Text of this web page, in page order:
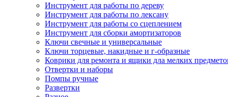
Инструмент для работы по дереву
Инструмент для работы по лексану
Инструмент для работы со сцеплением
Инструмент для сборки амортизаторов
Ключи свечные и универсальные
Ключи торцевые, накидные и г-образные
Коврики для ремонта и ящики дла мелких
Отвертки и наборы
Помпы ручные
Развертки